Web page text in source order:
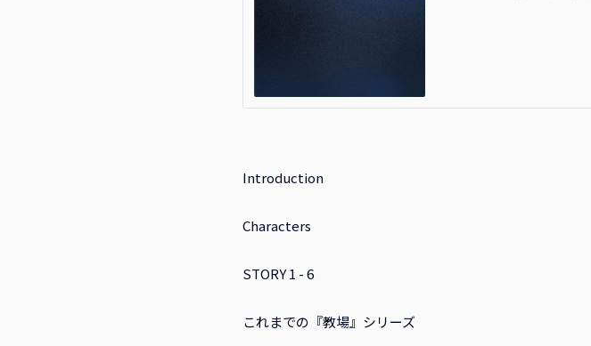
Introduction
Characters
STORY 1 - 6
これまでの『教場』シリーズ